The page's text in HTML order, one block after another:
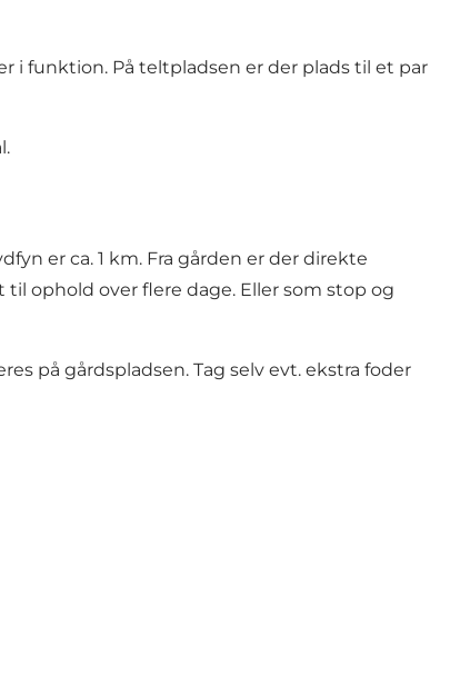
i funktion. På teltpladsen er der plads til et par
er ca. 1 km. Fra gården er der direkte
ophold over flere dage. Eller som stop og
på gårdspladsen. Tag selv evt. ekstra foder